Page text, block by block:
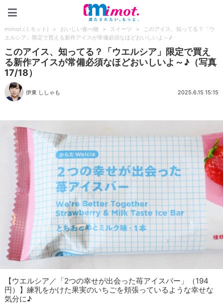
mimot.(ミモット) > おいしい食べ物 > スイーツ >
このアイス、知ってる？「ウ
エルシア」限定で買える新作アイスが常備必須なほどおいしいよ～♪
このアイス、知ってる？「ウエルシア」限定で買え
る新作アイスが常備必須なほどおいしいよ～♪（写真
17/18）
伊東 ししゃも 2025.6.15 15:15
【ウエルシア／「2つの幸せが出会った苺アイスバー」（194
円）】練乳をかけた果実のいちごを頬張っているような幸せな
気分に♪